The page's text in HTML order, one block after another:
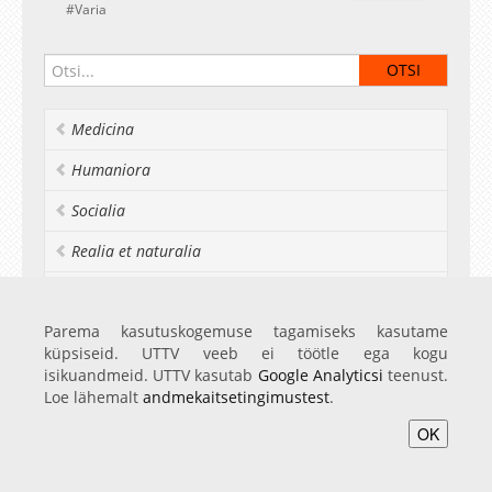
Varia
Medicina
Humaniora
Socialia
Realia et naturalia
Avaleht Videod Fotod Teenused Sisene
Parema kasutuskogemuse tagamiseks kasutame
küpsiseid. UTTV veeb ei töötle ega kogu
isikuandmeid. UTTV kasutab Google Analyticsi teenust.
Loe lähemalt andmekaitsetingimustest.
OK